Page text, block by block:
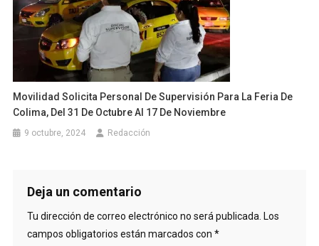
Movilidad Solicita Personal De Supervisión Para La Feria De
Colima, Del 31 De Octubre Al 17 De Noviembre
9 octubre, 2024 Redacción
Deja un comentario
Tu dirección de correo electrónico no será publicada. Los
campos obligatorios están marcados con *